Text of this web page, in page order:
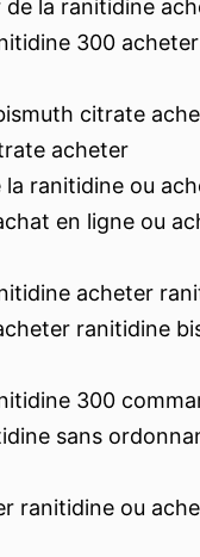
de la ranitidine
300
citrate
acheter
la ranitidine ou
en ligne ou
acheter
ranitidine
300
sans
ranitidine ou